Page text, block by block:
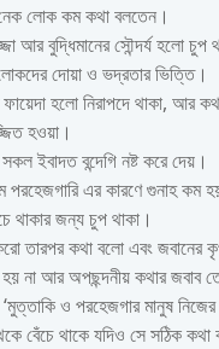
নেক লোক কম কথা বলতেন।
আর বুদ্ধিমানের সৌন্দর্য হলো চুপ
দোয়া ও ভদ্রতার ভিত্তি।
হলো নিরাপদে থাকা, আর
হওয়া।
ইবাদত বন্দেগি নষ্ট করে দেয়।
এর কারণে গুনাহ কম
থাকার জন্য চুপ থাকা।
তারপর কথা বলো এবং জবানের
না আর অপছন্দনীয় কথার জবাব
ও পরহেজগার মানুষ
বেঁচে থাকে যদিও সে সঠিক কথা